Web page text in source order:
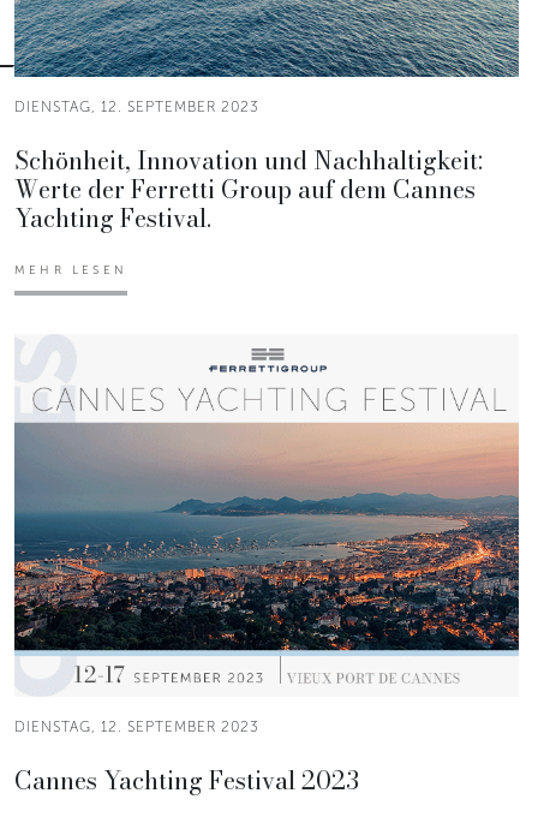
DIENSTAG, 12. SEPTEMBER 2023
Schönheit, Innovation und Nachhaltigkeit:
Werte der Ferretti Group auf dem Cannes
Yachting Festival.
MEHR LESEN
DIENSTAG, 12. SEPTEMBER 2023
Cannes Yachting Festival 2023